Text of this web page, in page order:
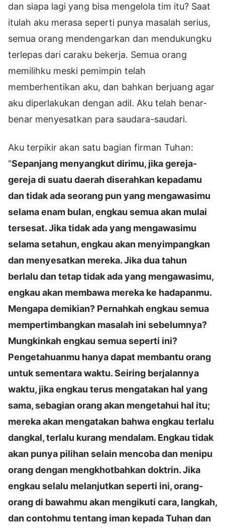
dan siapa lagi yang bisa mengelola tim itu? Saat
itulah aku merasa seperti punya masalah serius,
semua orang mendengarkan dan mendukungku
terlepas dari caraku bekerja. Semua orang
memilihku meski pemimpin telah
memberhentikan aku, dan bahkan berjuang agar
aku diperlakukan dengan adil. Aku telah benar-
benar menyesatkan para saudara-saudari.
Aku terpikir akan satu bagian firman Tuhan:
"Sepanjang menyangkut dirimu, jika gereja-
gereja di suatu daerah diserahkan kepadamu
dan tidak ada seorang pun yang mengawasimu
selama enam bulan, engkau semua akan mulai
tersesat. Jika tidak ada yang mengawasimu
selama setahun, engkau akan menyimpangkan
dan menyesatkan mereka. Jika dua tahun
berlalu dan tetap tidak ada yang mengawasimu,
engkau akan membawa mereka ke hadapanmu.
Mengapa demikian? Pernahkah engkau semua
mempertimbangkan masalah ini sebelumnya?
Mungkinkah engkau semua seperti ini?
Pengetahuanmu hanya dapat membantu orang
untuk sementara waktu. Seiring berjalannya
waktu, jika engkau terus mengatakan hal yang
sama, sebagian orang akan mengetahui hal itu;
mereka akan mengatakan bahwa engkau terlalu
dangkal, terlalu kurang mendalam. Engkau tidak
akan punya pilihan selain mencoba dan menipu
orang dengan mengkhotbahkan doktrin. Jika
engkau selalu melanjutkan seperti ini, orang-
orang di bawahmu akan mengikuti cara, langkah,
dan contohmu tentang iman kepada Tuhan dan